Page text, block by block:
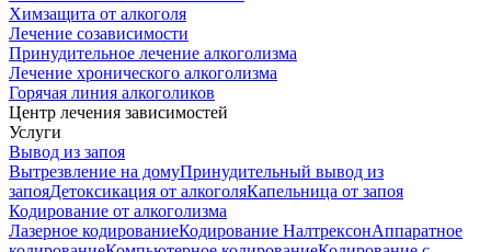
Химзащита от алкоголя
Лечение созависимости
Принудительное лечение алкоголизма
Лечение хронического алкоголизма
Горячая линия алкоголиков
Центр лечения зависимостей
Услуги
Вывод из запоя
Вытрезвление на домуПринудительный вывод из
запояДетоксикация от алкоголяКапельница от запоя
Кодирование от алкоголизма
Лазерное кодированиеКодирование НалтрексонАппаратное